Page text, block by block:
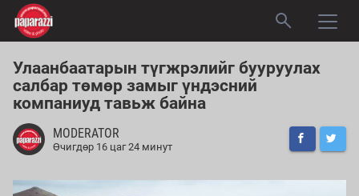
Улаанбаатарын түгжрэлийг бууруулах
салбар төмөр замыг үндэсний
компаниуд тавьж байна
MODERATOR
Өчигдөр 16 цаг 24 минут